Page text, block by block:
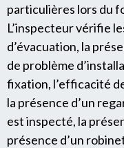
particulières lors du
L’inspecteur vérifie
d’évacuation, la
de problème
fixation, l’efficacité
la présence d’un
est inspecté, la
présence d’un